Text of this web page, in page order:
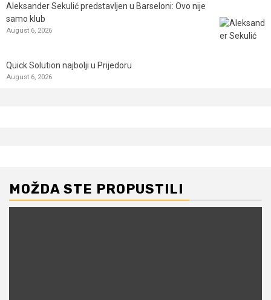
Aleksander Sekulić predstavljen u Barseloni: Ovo nije
samo klub
August 6, 2026
Quick Solution najbolji u Prijedoru
August 6, 2026
MOŽDA STE PROPUSTILI